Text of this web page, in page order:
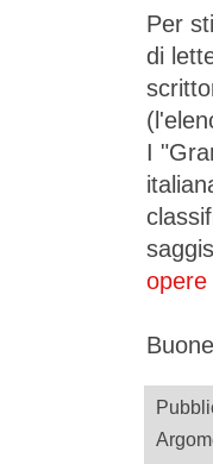
Per
di
I